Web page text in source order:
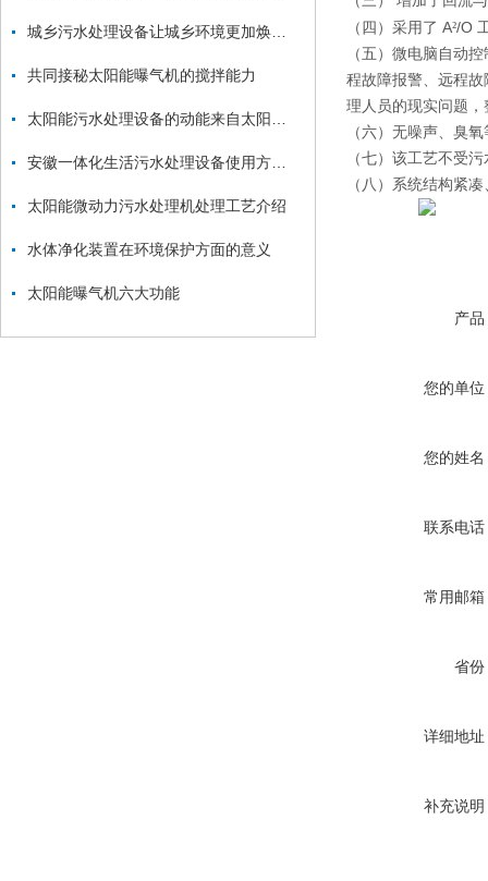
共同接秘太阳能曝气机的搅拌能力
太阳能微动力污水处理机处理工艺介绍
水体净化装置在环境保护方面的意义
太阳能曝气机六大功能
（四）采用了 A²/O
（五）微电脑自动
程故障报警、远程
理人员的现实问题
（六）无噪声、臭
（七）该工艺不受
（八）系统结构紧
产品
您的单位
您的姓名
联系电话
常用邮箱
省份
详细地址
补充说明